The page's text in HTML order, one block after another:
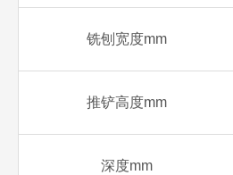
铣刨宽度mm
推铲高度mm
深度mm